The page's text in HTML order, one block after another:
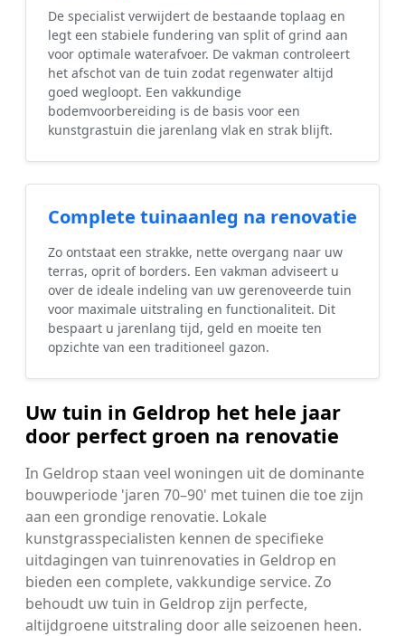
De specialist verwijdert de bestaande toplaag en
legt een stabiele fundering van split of grind aan
voor optimale waterafvoer. De vakman controleert
het afschot van de tuin zodat regenwater altijd
goed wegloopt. Een vakkundige
bodemvoorbereiding is de basis voor een
kunstgrastuin die jarenlang vlak en strak blijft.
Complete tuinaanleg na renovatie
Zo ontstaat een strakke, nette overgang naar uw
terras, oprit of borders. Een vakman adviseert u
over de ideale indeling van uw gerenoveerde tuin
voor maximale uitstraling en functionaliteit. Dit
bespaart u jarenlang tijd, geld en moeite ten
opzichte van een traditioneel gazon.
Uw tuin in Geldrop het hele jaar
door perfect groen na renovatie
In Geldrop staan veel woningen uit de dominante
bouwperiode 'jaren 70–90' met tuinen die toe zijn
aan een grondige renovatie. Lokale
kunstgrasspecialisten kennen de specifieke
uitdagingen van tuinrenovaties in Geldrop en
bieden een complete, vakkundige service. Zo
behoudt uw tuin in Geldrop zijn perfecte,
altijdgroene uitstraling door alle seizoenen heen.